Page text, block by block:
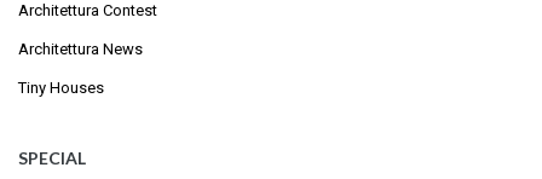
Architettura Contest
Architettura News
Tiny Houses
SPECIAL